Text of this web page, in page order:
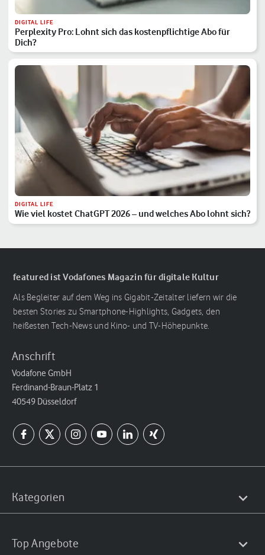
DIGITAL LIFE
Perplexity Pro: Lohnt sich das kostenpflichtige Abo für
Dich?
DIGITAL LIFE
Wie viel kostet ChatGPT 2026 – und welches Abo lohnt sich?
featured ist Vodafones Magazin für digitale Kultur
Als Begleiter auf dem Weg ins Gigabit-Zeitalter liefern wir die
besten Stories zu Smartphone-Highlights, Gadgets, den
heißesten Tech-News und Kino- und TV-Höhepunkte.
Anschrift
Vodafone GmbH
Ferdinand-Braun-Platz 1
40549 Düsseldorf
Kategorien
Top Angebote